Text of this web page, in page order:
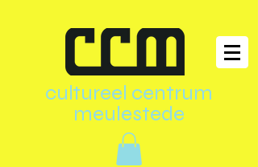
cultureel centrum
meulestede